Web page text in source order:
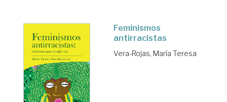
Feminismos
antirracistas
Vera-Rojas, María Teresa